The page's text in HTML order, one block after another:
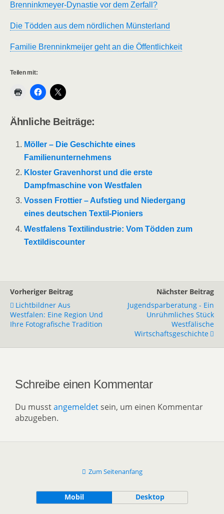
Brenninkmeyer-Dynastie vor dem Zerfall?
Die Tödden aus dem nördlichen Münsterland
Familie Brenninkmeijer geht an die Öffentlichkeit
Teilen mit:
Ähnliche Beiträge:
Möller – Die Geschichte eines
Familienunternehmens
Kloster Gravenhorst und die erste
Dampfmaschine von Westfalen
Vossen Frottier – Aufstieg und Niedergang
eines deutschen Textil-Pioniers
Westfalens Textilindustrie: Vom Tödden zum
Textildiscounter
Vorheriger Beitrag
Lichtbildner Aus
Westfalen: Eine Region Und
Ihre Fotografische Tradition
Nächster Beitrag
Jugendsparberatung - Ein
Unrühmliches Stück
Westfälische
Wirtschaftsgeschichte
Schreibe einen Kommentar
Du musstangemeldet sein, um einen Kommentar
abzugeben.
Zum Seitenanfang
Mobil Desktop